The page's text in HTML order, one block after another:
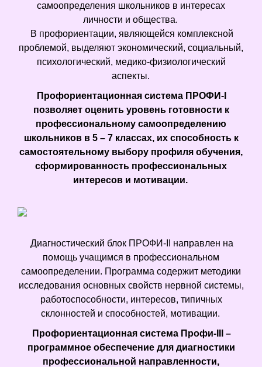
самоопределения школьников в интересах
личности и общества.
В профориентации, являющейся комплексной
проблемой, выделяют экономический, социальный,
психологический, медико-физиологический
аспекты.
Профориентационная система ПРОФИ-I
позволяет оценить уровень готовности к
профессиональному самоопределению
школьников в 5 – 7 классах, их способность к
самостоятельному выбору профиля обучения,
сформированность профессиональных
интересов и мотивации.
Диагностический блок ПРОФИ-II направлен на
помощь учащимся в профессиональном
самоопределении. Программа содержит методики
исследования основных свойств нервной системы,
работоспособности, интересов, типичных
склонностей и способностей, мотивации.
Профориентационная система Профи-III –
программное обеспечение для диагностики
профессиональной направленности,